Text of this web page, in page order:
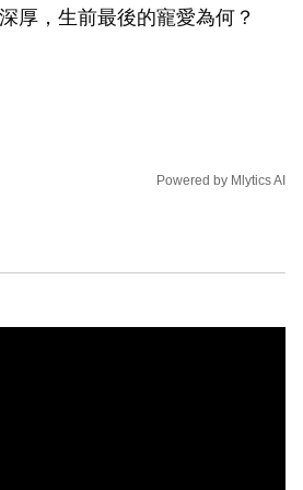
厚，生前最後的寵愛為何？
Powered by Mlytics AI